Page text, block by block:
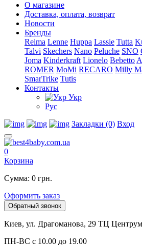
О магазине
Доставка, оплата, возврат
Новости
Бренды
Reima Lenne Huppa Lassie Tutta
Talvi Skechers Nano Peluche SNO
Joma Kinderkraft Lionelo Bebetto
ROMER MoMi RECARO Milly
SmarTrike Tutis
Контакты
Укр
Рус
Закладки (0) Вход
0
Корзина
Сумма: 0 грн.
Оформить заказ
Обратный звонок
Киев, ул. Драгоманова, 29 ТЦ Центрум
ПН-ВС с 10.00 до 19.00